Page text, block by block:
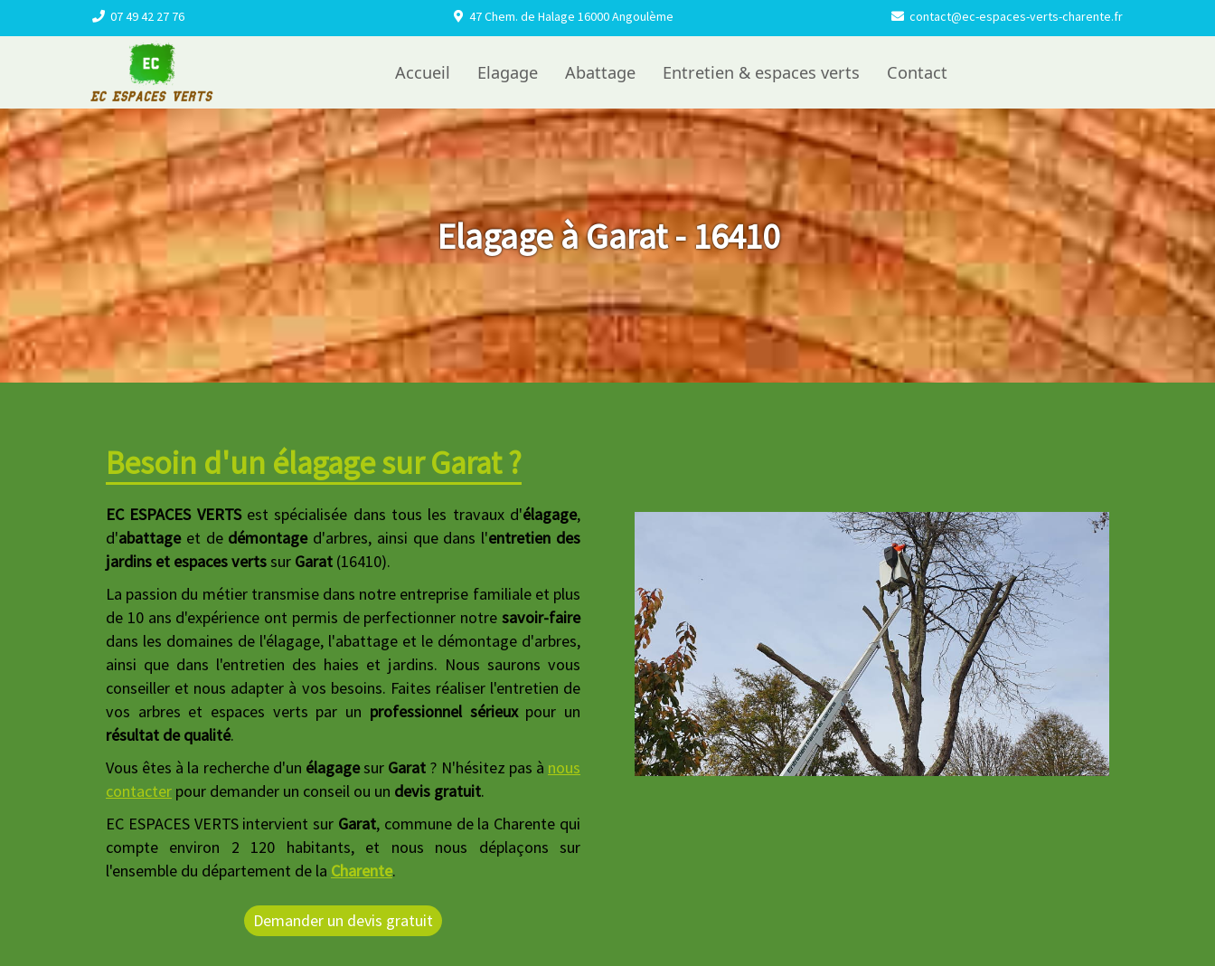
07 49 42 27 76 47 Chem. de Halage 16000 Angoulème contact@ec-espaces-verts-charente.fr
Accueil Elagage Abattage Entretien & espaces verts Contact
Elagage à Garat - 16410
Besoin d'un élagage sur Garat ?
EC ESPACES VERTSest spécialisée dans tous les travaux d'élagage,
d'abattageet de démontaged'arbres, ainsi que dans l'entretien des
jardins et espaces vertssur Garat (16410).
La passion du métier transmise dans notre entreprise familiale et plus
de 10 ans d'expérience ont permis de perfectionner notre savoir-faire
dans les domaines de l'élagage, l'abattage et le démontage d'arbres,
ainsi que dans l'entretien des haies et jardins. Nous saurons vous
conseiller et nous adapter à vos besoins. Faites réaliser l'entretien de
vos arbres et espaces verts par un professionnel sérieuxpour un
résultat de qualité.
Vous êtes à la recherche d'un élagagesur Garat ? N'hésitez pas à nous
contacter pour demander un conseil ou un devis gratuit.
EC ESPACES VERTS intervient sur Garat, commune de la Charente qui
compte environ 2 120 habitants, et nous nous déplaçons sur
l'ensemble du département de la Charente.
Demander un devis gratuit